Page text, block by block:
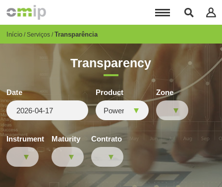
para
conteúdo
Breadcrumb
Início Serviços Transparência
Transparency
Date Product Zone
Instrument Maturity Contrato